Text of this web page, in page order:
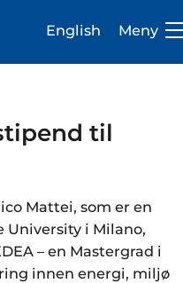
English Meny
til
Mattei, som er en
University i Milano,
– en Mastergrad i
innen energi, miljø